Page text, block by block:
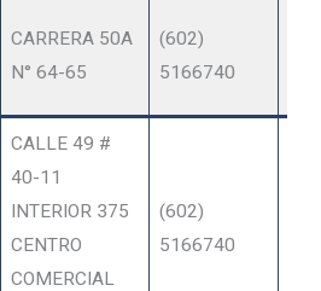
CARRERA 50A
N° 64-65
(602)
5166740
CALLE 49 #
40-11
INTERIOR 375
CENTRO
COMERCIAL
(602)
5166740